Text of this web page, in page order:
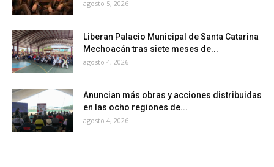
agosto 5, 2026
Liberan Palacio Municipal de Santa Catarina
Mechoacán tras siete meses de...
agosto 4, 2026
Anuncian más obras y acciones distribuidas
en las ocho regiones de...
agosto 4, 2026